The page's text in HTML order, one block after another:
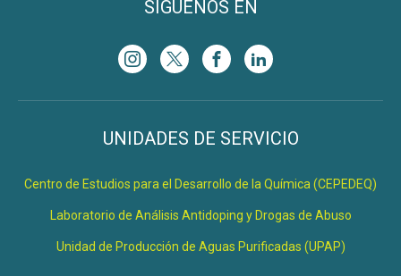
SÍGUENOS EN
UNIDADES DE SERVICIO
Centro de Estudios para el Desarrollo de la Química (CEPEDEQ)
Laboratorio de Análisis Antidoping y Drogas de Abuso
Unidad de Producción de Aguas Purificadas (UPAP)